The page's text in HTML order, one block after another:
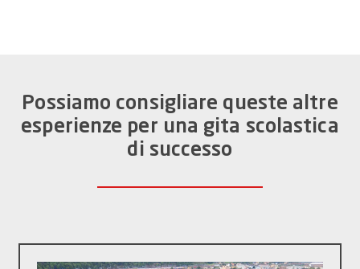
Possiamo consigliare queste altre
esperienze per una gita scolastica
di successo